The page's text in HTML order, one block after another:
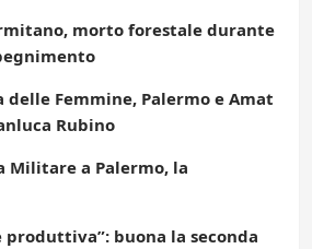
morto forestale durante
delle Femmine, Palermo e Amat
Rubino
Militare a Palermo, la
produttiva”: buona la seconda